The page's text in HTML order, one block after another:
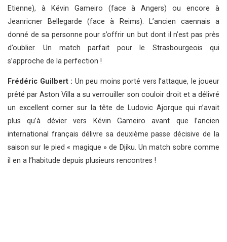
Etienne), à Kévin Gameiro (face à Angers) ou encore à
Jeanricner Bellegarde (face à Reims). L’ancien caennais a
donné de sa personne pour s’offrir un but dont il n’est pas près
d’oublier. Un match parfait pour le Strasbourgeois qui
s’approche de la perfection !
Frédéric Guilbert : Un peu moins porté vers l’attaque, le joueur
prêté par Aston Villa a su verrouiller son couloir droit et a délivré
un excellent corner sur la tête de Ludovic Ajorque qui n’avait
plus qu’à dévier vers Kévin Gameiro avant que l’ancien
international français délivre sa deuxième passe décisive de la
saison sur le pied « magique » de Djiku. Un match sobre comme
il en a l’habitude depuis plusieurs rencontres !